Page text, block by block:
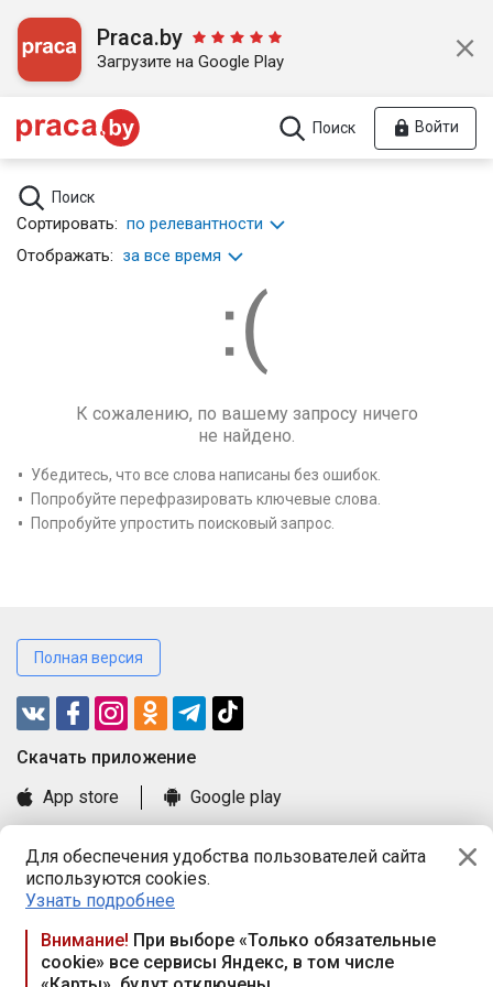
Для обеспечения удобства пользователей сайта
используются cookies.
Узнать подробнее
Внимание! При выборе «Только обязательные
cookie» все сервисы Яндекс, в том числе
Praca.by
Загрузите на Google Play
Поиск Войти
Поиск
Сортировать: по релевантности
Отображать: за все время
К сожалению, по вашему запросу ничего
не найдено.
Убедитесь, что все слова написаны без ошибок.
Попробуйте перефразировать ключевые слова.
Попробуйте упростить поисковый запрос.
Полная версия
Cкачать приложение
App store
Google play
Книга замечаний и предложений
Правила и документы
Praca.by © 2000—2026, ООО «ПРАЦА БАЙ»
Республика Беларусь, 220114, г. Минск, пр-т Независимости
117а, пом. № 9.